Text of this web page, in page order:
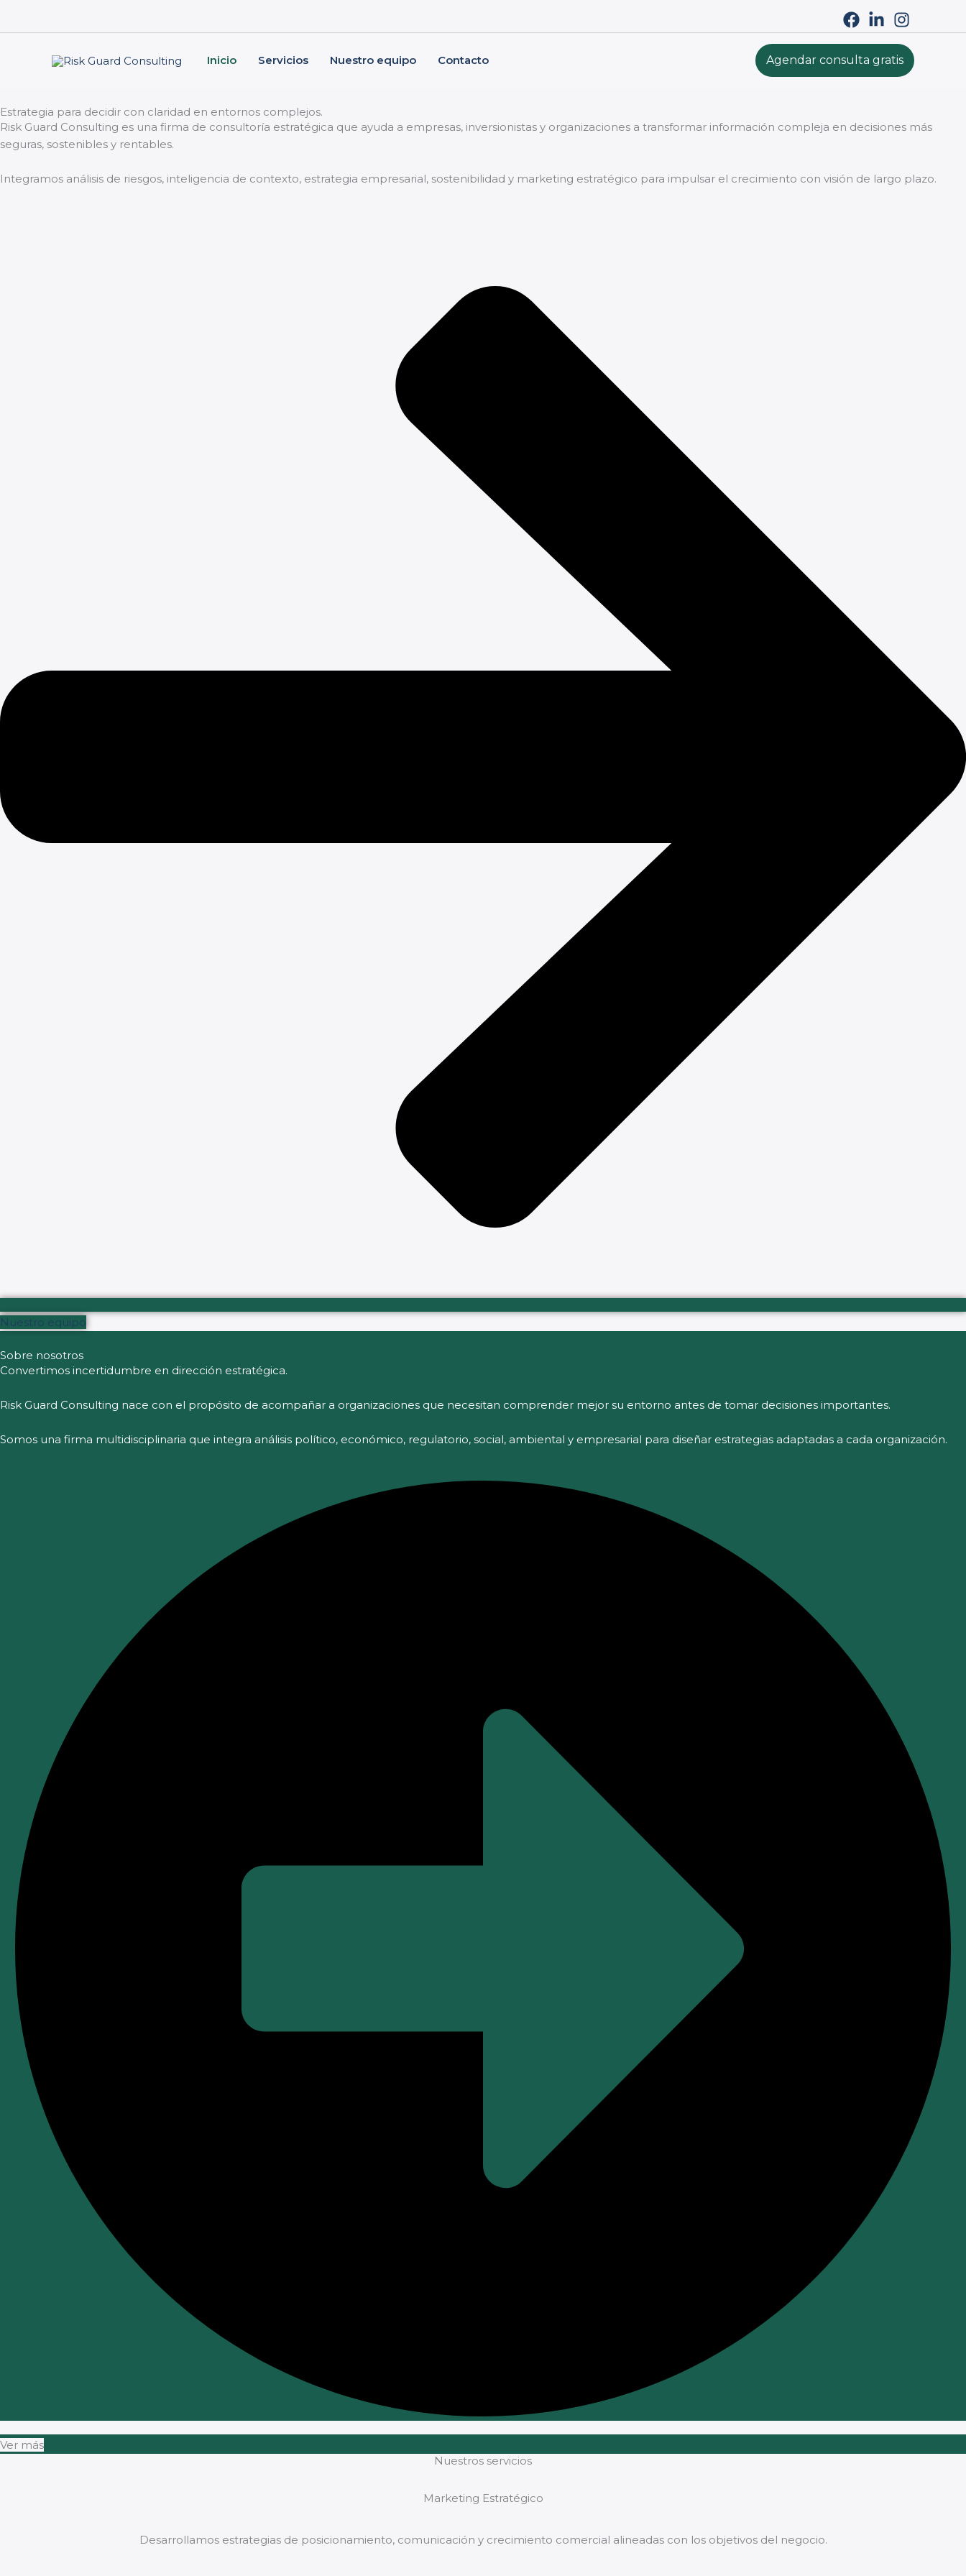
Inicio
Servicios Nuestro equipo Contacto Agendar consulta gratis
Estrategia para decidir con claridad en entornos complejos.
Risk Guard Consulting es una firma de consultoría estratégica que ayuda a empresas, inversionistas y organizaciones a transformar información compleja en decisiones más
seguras, sostenibles y rentables.
Integramos análisis de riesgos, inteligencia de contexto, estrategia empresarial, sostenibilidad y marketing estratégico para impulsar el crecimiento con visión de largo plazo.
Nuestro equipo
Sobre nosotros
Convertimos incertidumbre en dirección estratégica.
Risk Guard Consulting nace con el propósito de acompañar a organizaciones que necesitan comprender mejor su entorno antes de tomar decisiones importantes.
Somos una firma multidisciplinaria que integra análisis político, económico, regulatorio, social, ambiental y empresarial para diseñar estrategias adaptadas a cada organización.
Ver más
Nuestros servicios
Marketing Estratégico
Desarrollamos estrategias de posicionamiento, comunicación y crecimiento comercial alineadas con los objetivos del negocio.